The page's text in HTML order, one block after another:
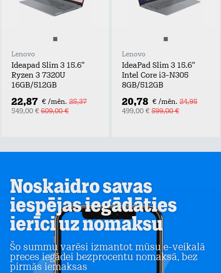
Lenovo
Ideapad Slim 3 15.6"
Ryzen 3 7320U
16GB/512GB
22,87 € /mēn. 25,37
549,00 € 609,00 €
Lenovo
IdeaPad Slim 3 15.6"
Intel Core i3-N305
8GB/512GB
20,78 € /mēn. 24,95
499,00 € 599,00 €
Noskaidro savas
iespējas iegādāties
ierīci uz nomaksu
Šo summu varēsi izmantot mūsu e-veikalā
preces iegādei bezprocentu nomaksā, bez
pirmās iemaksas